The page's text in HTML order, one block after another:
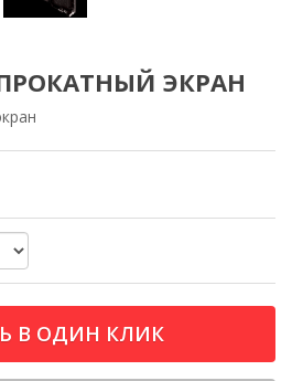
ЭКРАН
В ОДИН КЛИК